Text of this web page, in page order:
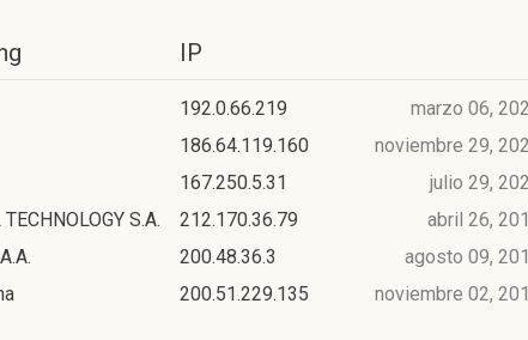
IP
192.0.66.219
marzo 06,
186.64.119.160
noviembre 29,
167.250.5.31
julio 29,
S.A.
212.170.36.79
abril 26,
200.48.36.3
agosto 09,
200.51.229.135 noviembre 02,